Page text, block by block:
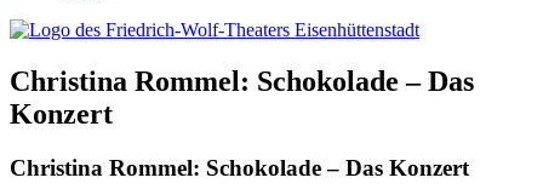
Christina Rommel: Schokolade – Das
Konzert
Christina Rommel: Schokolade – Das Konzert